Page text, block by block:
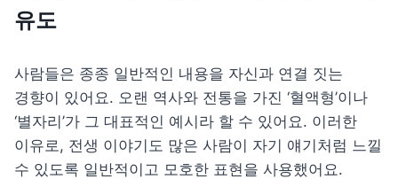
유도
사람들은 종종 일반적인 내용을 자신과 연결 짓는
경향이 있어요. 오랜 역사와 전통을 가진 ‘혈액형’이나
‘별자리’가 그 대표적인 예시라 할 수 있어요. 이러한
이유로, 전생 이야기도 많은 사람이 자기 얘기처럼 느낄
수 있도록 일반적이고 모호한 표현을 사용했어요.